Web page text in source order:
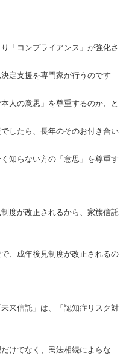
「コンプライアンス」が強化さ
定支援を専門家が行うのです
人の意思」を尊重するのか、と
したら、長年のそのお付き合い
知らない方の「意思」を尊重す
度が改正されるから、家族信託
、成年後見制度が改正されるの
来信託」は、「認知症リスク対
けでなく、民法相続によらな